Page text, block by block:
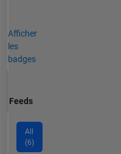
Afficher
les
badges
Feeds
All
(6)